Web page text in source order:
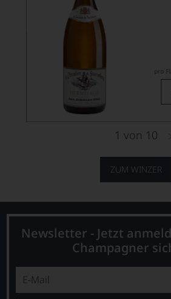
ZUM WINZER
pro
1 von 10
Newsletter - Jetzt
Champagner